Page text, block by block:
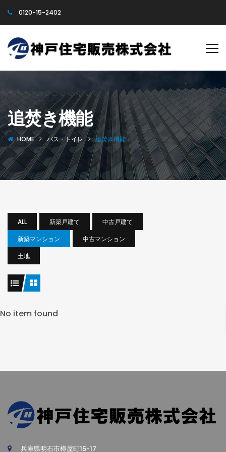
0120-15-2402
追焚き機能
HOME バス・トイレ 追焚き機能
ALL 新築戸建て
中古戸建て
新築マンション
中古マンション
土地
No item found
兵庫県明石市樽屋町15-17